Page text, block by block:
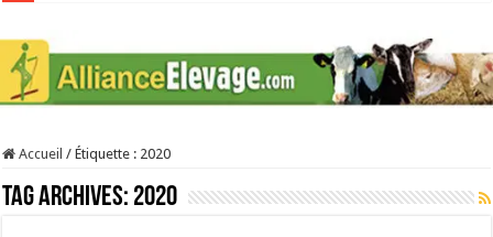
Stress thermique : quelles solutions concrètes pour protéger son troupeau ?
40 ans du Space : une présentation caprine quotidienne
La collecte de lait de chèvre confirme son rebond
Accueil / Étiquette : 2020
Tag Archives: 2020